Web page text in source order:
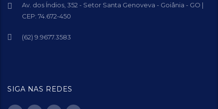
Av. dos Índios, 352 - Setor Santa Genoveva - Goiânia - GO |
CEP: 74.672-450
(62) 9.9677.3583
SIGA NAS REDES